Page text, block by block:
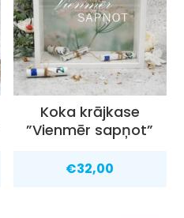
Koka krājkase
”Vienmēr sapņot”
€32,00